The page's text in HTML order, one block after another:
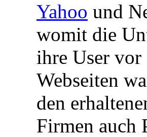
Yahoo und
womit die
ihre User vor
Webseiten
den
Firmen auch